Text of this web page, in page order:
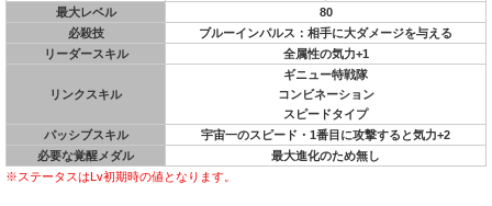
最大レベル
80
必殺技
ブルーインパルス：相手に大ダメージを与える
リーダースキル
全属性の気力+1
リンクスキル
ギニュー特戦隊
コンビネーション
スピードタイプ
パッシブスキル
宇宙一のスピード・1番目に攻撃すると気力+2
必要な覚醒メダル
最大進化のため無し
※ステータスはLv初期時の値となります。